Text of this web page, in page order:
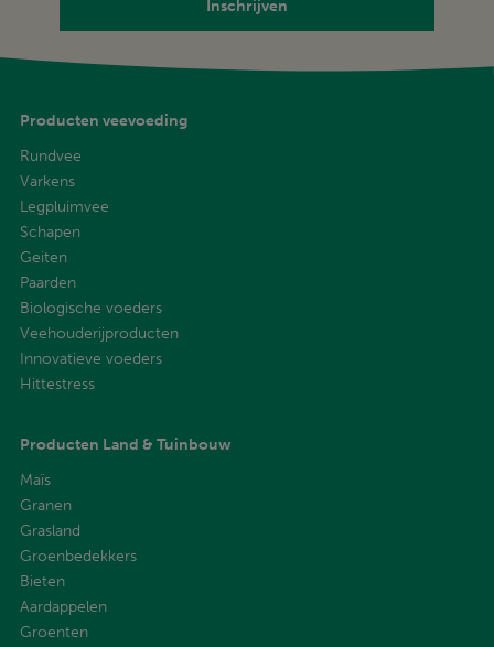
Inschrijven
Producten veevoeding
Rundvee
Varkens
Legpluimvee
Schapen
Geiten
Paarden
Biologische voeders
Veehouderijproducten
Innovatieve voeders
Hittestress
Producten Land & Tuinbouw
Maïs
Granen
Grasland
Groenbedekkers
Bieten
Aardappelen
Groenten